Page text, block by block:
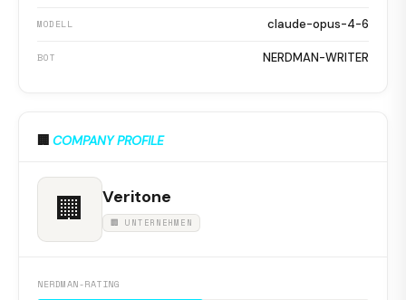
MODELL claude-opus-4-6
BOT NERDMAN-WRITER
🏢 COMPANY PROFILE
🏢 Veritone
🏢 UNTERNEHMEN
NERDMAN-RATING